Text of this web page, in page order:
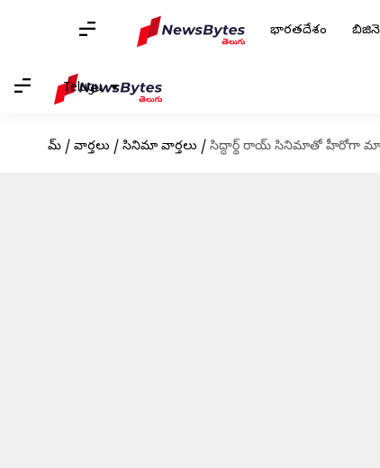
భారతదేశం
Telugu
హోమ్ / వార్తలు / సినిమా వార్తలు / సిద్ధార్థ్ రాయ్ సినిమాతో హీరోగా